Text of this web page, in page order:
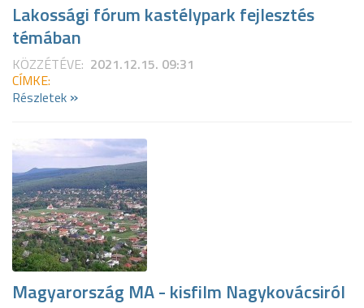
Lakossági fórum kastélypark fejlesztés
témában
KÖZZÉTÉVE: 2021.12.15. 09:31
CÍMKE:
Részletek »
Magyarország MA - kisfilm Nagykovácsiról